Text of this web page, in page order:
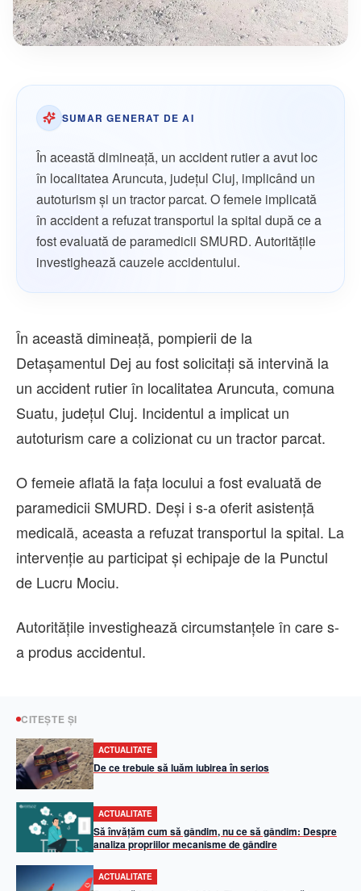
SUMAR GENERAT DE AI
În această dimineață, un accident rutier a avut loc
în localitatea Aruncuta, județul Cluj, implicând un
autoturism și un tractor parcat. O femeie implicată
în accident a refuzat transportul la spital după ce a
fost evaluată de paramedicii SMURD. Autoritățile
investighează cauzele accidentului.
În această dimineață, pompierii de la
Detașamentul Dej au fost solicitați să intervină la
un accident rutier în localitatea Aruncuta, comuna
Suatu, județul Cluj. Incidentul a implicat un
autoturism care a colizionat cu un tractor parcat.
O femeie aflată la fața locului a fost evaluată de
paramedicii SMURD. Deși i s-a oferit asistență
medicală, aceasta a refuzat transportul la spital. La
intervenție au participat și echipaje de la Punctul
de Lucru Mociu.
Autoritățile investighează circumstanțele în care s-
a produs accidentul.
CITEȘTE ȘI
ACTUALITATE
De ce trebuie să luăm iubirea în serios
ACTUALITATE
Să învățăm cum să gândim, nu ce să gândim: Despre
analiza propriilor mecanisme de gândire
ACTUALITATE